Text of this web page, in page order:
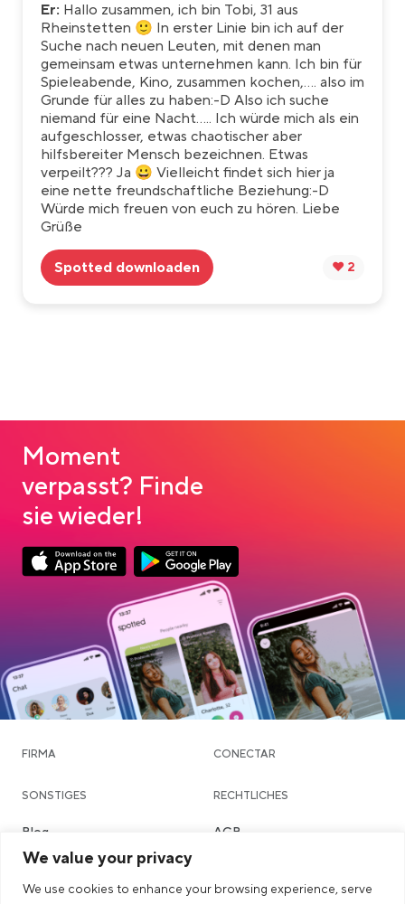
We value your privacy
We use cookies to enhance your browsing experience, serve
Er: Hallo zusammen, ich bin Tobi, 31 aus
Rheinstetten 🙂 In erster Linie bin ich auf der
Suche nach neuen Leuten, mit denen man
gemeinsam etwas unternehmen kann. Ich bin für
Spieleabende, Kino, zusammen kochen,.... also im
Grunde für alles zu haben:-D Also ich suche
niemand für eine Nacht..... Ich würde mich als ein
aufgeschlosser, etwas chaotischer aber
hilfsbereiter Mensch bezeichnen. Etwas
verpeilt??? Ja 😀 Vielleicht findet sich hier ja
eine nette freundschaftliche Beziehung:-D
Würde mich freuen von euch zu hören. Liebe
Grüße
Spotted downloaden ❤️ 2
Moment
verpasst? Finde
sie wieder!
Google Play Download
FIRMA CONECTAR
SONSTIGES
Blog
Community & Dating
Chatte
RECHTLICHES
AGB
Imprint